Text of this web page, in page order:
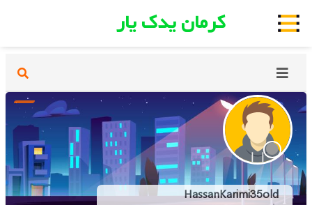
کرمان یدک یار
HassanKarimi35old